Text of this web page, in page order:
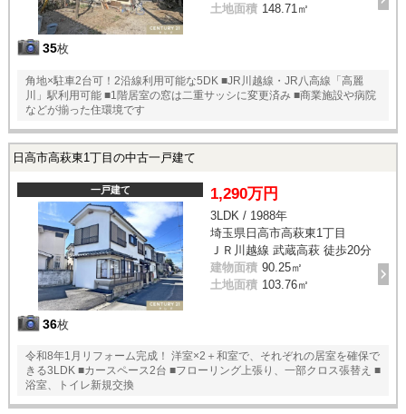
35枚
土地面積 148.71㎡
角地×駐車2台可！2沿線利用可能な5DK ■JR川越線・JR八高線「高麗
川」駅利用可能 ■1階居室の窓は二重サッシに変更済み ■商業施設や病院
などが揃った住環境です
日高市高萩東1丁目の中古一戸建て
一戸建て
36枚
1,290万円
3LDK / 1988年
埼玉県日高市高萩東1丁目
ＪＲ川越線 武蔵高萩 徒歩20分
建物面積 90.25㎡
土地面積 103.76㎡
令和8年1月リフォーム完成！ 洋室×2＋和室で、それぞれの居室を確保で
きる3LDK ■カースペース2台 ■フローリング上張り、一部クロス張替え ■
浴室、トイレ新規交換